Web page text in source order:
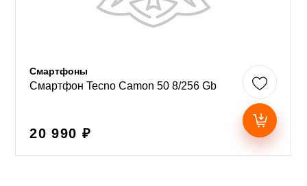
Смартфоны
Смартфон Tecno Camon 50 8/256 Gb
20 990 ₽